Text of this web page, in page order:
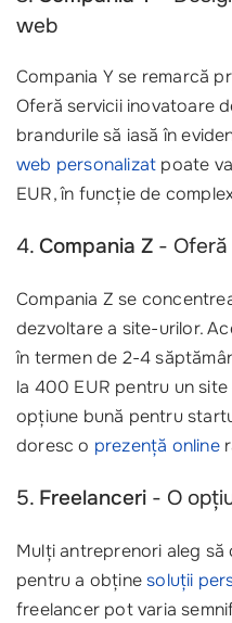
web
Compania Y se remarcă
Oferă servicii inovatoare
brandurile să iasă în
web personalizat poate
EUR, în funcție de
4. Compania Z -
Compania Z se
dezvoltare a site-urilor.
în termen de 2-4
la 400 EUR pentru un
opțiune bună pentru
doresc o prezență online
5. Freelanceri - O
Mulți antreprenori aleg
pentru a obținesoluții
freelancer pot varia